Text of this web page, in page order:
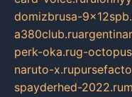
domizbrusa-
a380club.ru
perk-oka.rug-
naruto-x.ru
spayderhed-2022.ru